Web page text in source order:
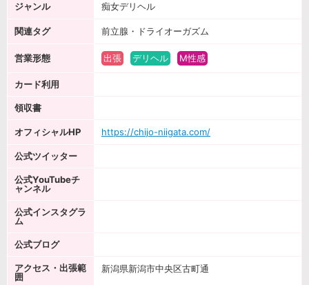
ジャンル 痴女デリヘル
関連タグ 前立腺・ドライオーガズム
営業形態 出張 デリヘル M性感
カード利用
領収書
オフィシャルHP https://chijo-niigata.com/
公式ツイッター
公式YouTubeチ
ャンネル
公式インスタグラ
ム
公式ブログ
アクセス・出張範
囲
新潟県新潟市中央区古町通